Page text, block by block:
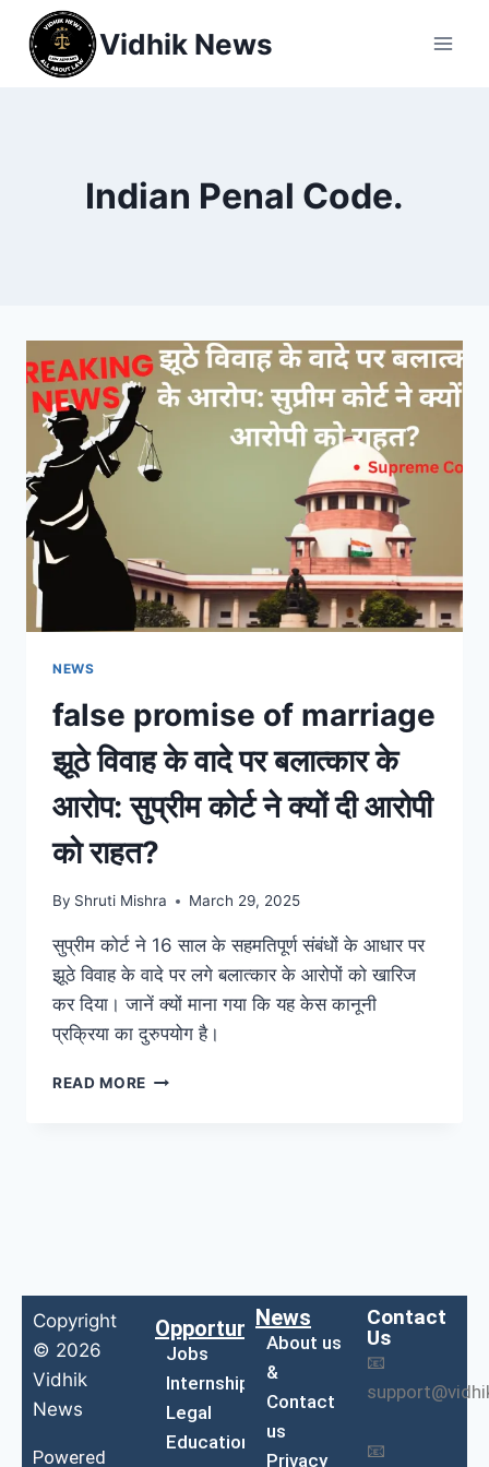
Vidhik News
Indian Penal Code.
NEWS
false promise of marriage
झूठे विवाह के वादे पर बलात्कार के
आरोप: सुप्रीम कोर्ट ने क्यों दी आरोपी
को राहत?
By Shruti Mishra March 29, 2025
सुप्रीम कोर्ट ने 16 साल के सहमतिपूर्ण संबंधों के आधार पर
झूठे विवाह के वादे पर लगे बलात्कार के आरोपों को खारिज
कर दिया। जानें क्यों माना गया कि यह केस कानूनी
प्रक्रिया का दुरुपयोग है।
READ MORE
Copyright
© 2026
Vidhik
News
Powered
Opportunities
Jobs
Internship
Legal
Education
News
About us
&
Contact
us
Privacy
Contact
Us
📧
📧